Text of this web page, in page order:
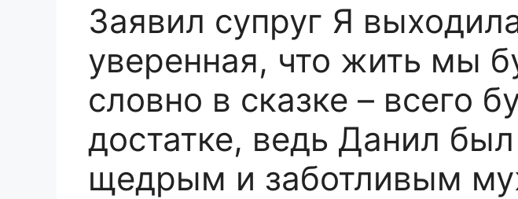
Заявил супруг Я
уверенная, что жить мы
словно в сказке – всего
достатке, ведь Данил
щедрым и заботливым